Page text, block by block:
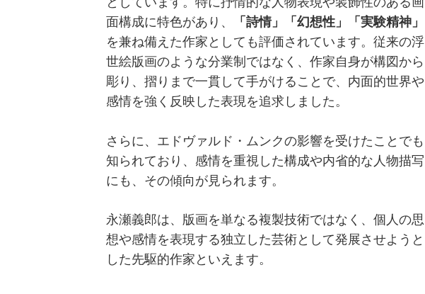
面構成に特色があり、
「詩情」「幻想性」「実験精神」
を兼ね備えた作家としても評価されています。従来の浮
世絵版画のような分業制ではなく、作家自身が構図から
彫り、摺りまで一貫して手がけることで、内面的世界や
感情を強く反映した表現を追求しました。
さらに、エドヴァルド・ムンクの影響を受けたことでも
知られており、感情を重視した構成や内省的な人物描写
にも、その傾向が見られます。
永瀬義郎は、版画を単なる複製技術ではなく、個人の思
想や感情を表現する独立した芸術として発展させようと
した先駆的作家といえます。